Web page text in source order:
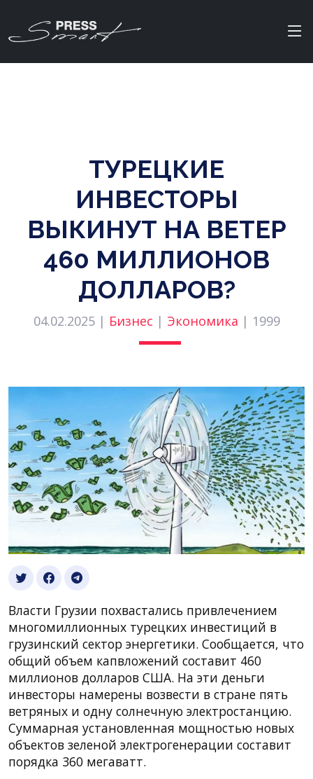
ТУРЕЦКИЕ
ИНВЕСТОРЫ
ВЫКИНУТ НА ВЕТЕР
460 МИЛЛИОНОВ
ДОЛЛАРОВ?
04.02.2025 | Бизнес | Экономика | 1999
Власти Грузии похвастались привлечением
многомиллионных турецких инвестиций в
грузинский сектор энергетики. Сообщается, что
общий объем капвложений составит 460
миллионов долларов США. На эти деньги
инвесторы намерены возвести в стране пять
ветряных и одну солнечную электростанцию.
Суммарная установленная мощностью новых
объектов зеленой электрогенерации составит
порядка 360 мегаватт.